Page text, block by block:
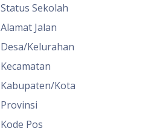
Status Sekolah
Alamat Jalan
Desa/Kelurahan
Kecamatan
Kabupaten/Kota
Provinsi
Kode Pos